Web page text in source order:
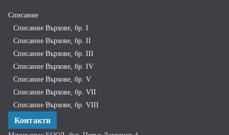
Списание
Списание Върхове, бр. I
Списание Върхове, бр. II
Списание Върхове, бр. III
Списание Върхове, бр. IV
Списание Върхове, бр. V
Списание Върхове, бр. VII
Списание Върхове, бр. VIII
Контакти